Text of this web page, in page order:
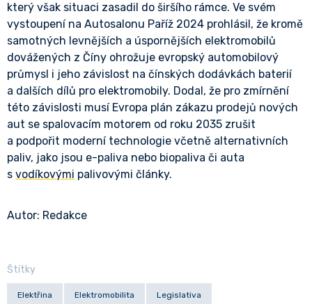
který však situaci zasadil do širšího rámce. Ve svém
vystoupení na Autosalonu Paříž 2024 prohlásil, že kromě
samotných levnějších a úspornějších elektromobilů
dovážených z Číny ohrožuje evropský automobilový
průmysl i jeho závislost na čínských dodávkách baterií
a dalších dílů pro elektromobily. Dodal, že pro zmírnění
této závislosti musí Evropa plán zákazu prodejů nových
aut se spalovacím motorem od roku 2035 zrušit
a podpořit moderní technologie včetně alternativních
paliv, jako jsou e-paliva nebo biopaliva či auta
s vodíkovými palivovými články.
Autor: Redakce
Štítky
Elektřina Elektromobilita Legislativa